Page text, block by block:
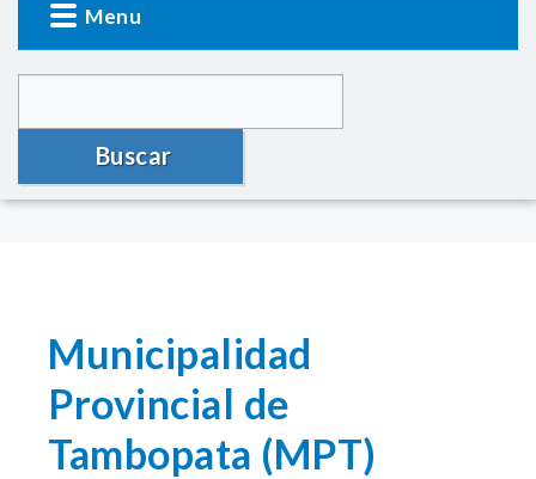
Menu
Buscar
Municipalidad
Provincial de
Tambopata (MPT)